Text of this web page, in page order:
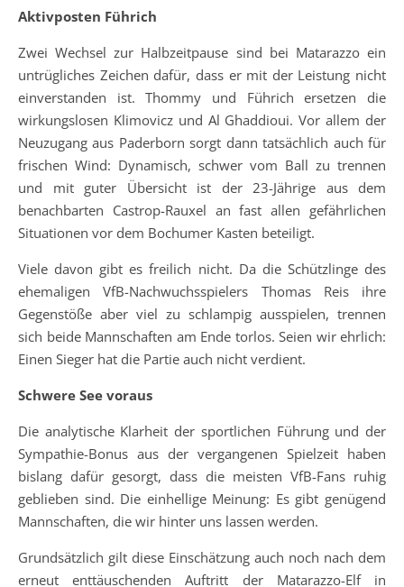
Aktivposten Führich
Zwei Wechsel zur Halbzeitpause sind bei Matarazzo ein
untrügliches Zeichen dafür, dass er mit der Leistung nicht
einverstanden ist. Thommy und Führich ersetzen die
wirkungslosen Klimovicz und Al Ghaddioui. Vor allem der
Neuzugang aus Paderborn sorgt dann tatsächlich auch für
frischen Wind: Dynamisch, schwer vom Ball zu trennen
und mit guter Übersicht ist der 23-Jährige aus dem
benachbarten Castrop-Rauxel an fast allen gefährlichen
Situationen vor dem Bochumer Kasten beteiligt.
Viele davon gibt es freilich nicht. Da die Schützlinge des
ehemaligen VfB-Nachwuchsspielers Thomas Reis ihre
Gegenstöße aber viel zu schlampig ausspielen, trennen
sich beide Mannschaften am Ende torlos. Seien wir ehrlich:
Einen Sieger hat die Partie auch nicht verdient.
Schwere See voraus
Die analytische Klarheit der sportlichen Führung und der
Sympathie-Bonus aus der vergangenen Spielzeit haben
bislang dafür gesorgt, dass die meisten VfB-Fans ruhig
geblieben sind. Die einhellige Meinung: Es gibt genügend
Mannschaften, die wir hinter uns lassen werden.
Grundsätzlich gilt diese Einschätzung auch noch nach dem
erneut enttäuschenden Auftritt der Matarazzo-Elf in